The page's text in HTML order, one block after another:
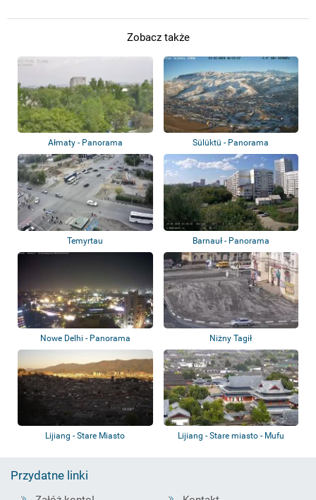
Zobacz także
Ałmaty - Panorama Sülüktü - Panorama
Temyrtau Barnauł - Panorama
Nowe Delhi - Panorama Niżny Tagił
Lijiang - Stare Miasto Lijiang - Stare miasto - Mufu
Przydatne linki